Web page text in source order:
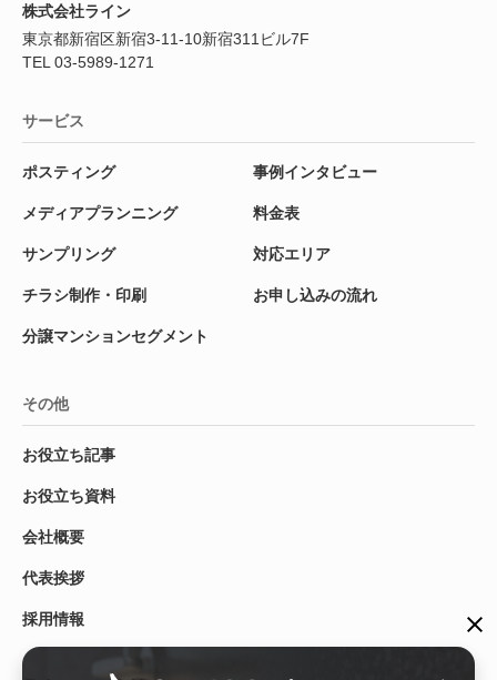
株式会社ライン
東京都新宿区新宿3-11-10新宿311ビル7F
TEL 03-5989-1271
サービス
ポスティング
メディアプランニング
サンプリング
チラシ制作・印刷
分譲マンションセグメント
事例インタビュー
料金表
対応エリア
お申し込みの流れ
その他
お役立ち記事
お役立ち資料
会社概要
代表挨拶
採用情報